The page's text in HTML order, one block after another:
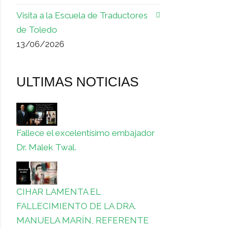
Visita a la Escuela de Traductores
de Toledo
13/06/2026
ULTIMAS NOTICIAS
Fallece el excelentísimo embajador
Dr. Malek Twal.
CIHAR LAMENTA EL
FALLECIMIENTO DE LA DRA.
MANUELA MARÍN, REFERENTE